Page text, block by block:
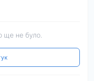
ще не було.